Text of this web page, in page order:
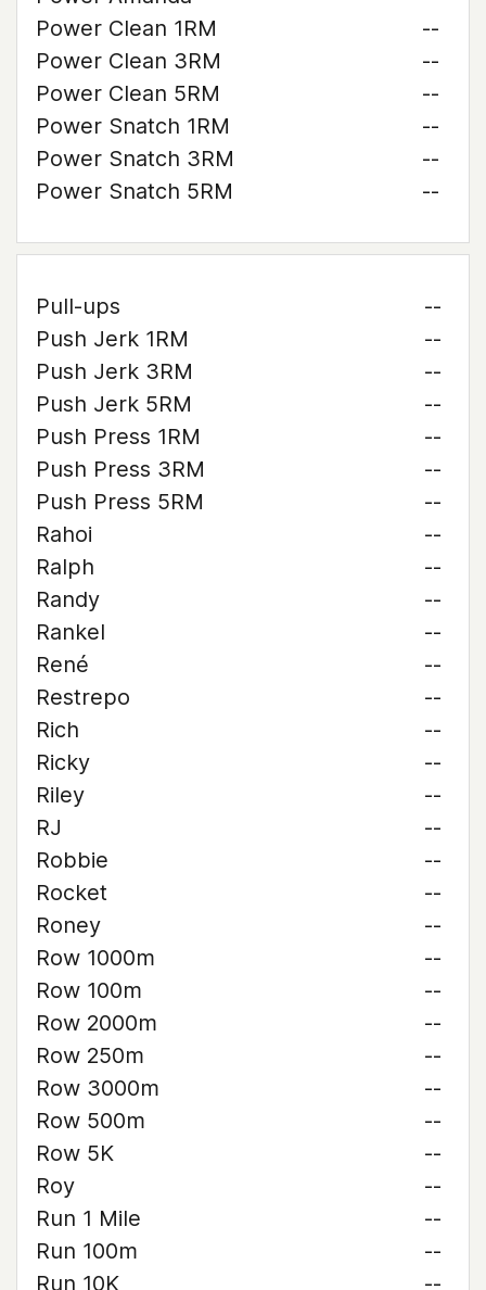
Power Clean 1RM
--
Power Clean 3RM
--
Power Clean 5RM
--
Power Snatch 1RM
--
Power Snatch 3RM
--
Power Snatch 5RM
--
Pull-ups
--
Push Jerk 1RM
--
Push Jerk 3RM
--
Push Jerk 5RM
--
Push Press 1RM
--
Push Press 3RM
--
Push Press 5RM
--
Rahoi
--
Ralph
--
Randy
--
Rankel
--
René
--
Restrepo
--
Rich
--
Ricky
--
Riley
--
RJ
--
Robbie
--
Rocket
--
Roney
--
Row 1000m
--
Row 100m
--
Row 2000m
--
Row 250m
--
Row 3000m
--
Row 500m
--
Row 5K
--
Roy
--
Run 1 Mile
--
Run 100m
--
Run 10K
--